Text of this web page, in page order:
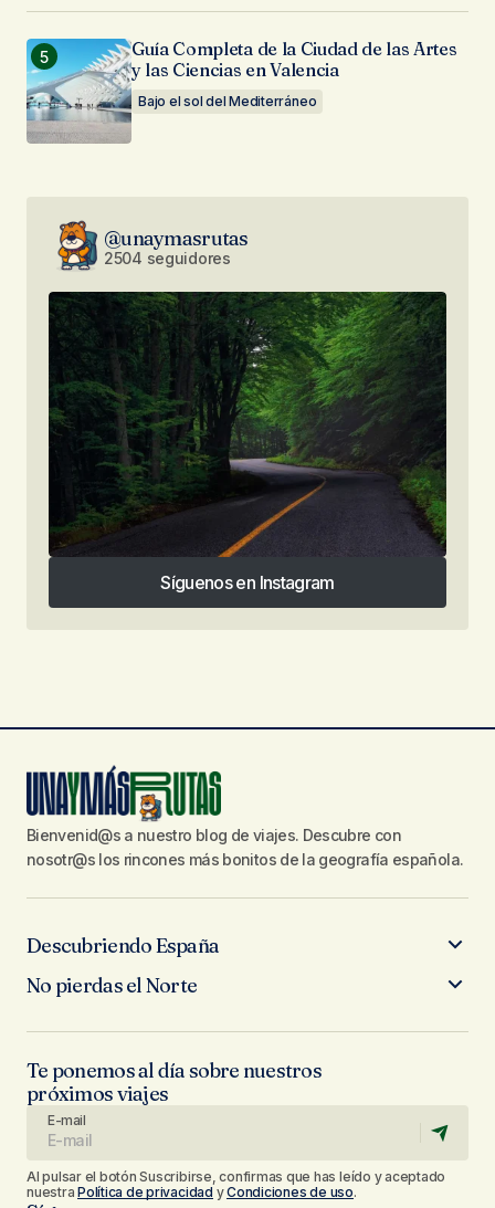
Guía Completa de la Ciudad de las Artes
y las Ciencias en Valencia
Bajo el sol del Mediterráneo
@unaymasrutas
2504 seguidores
Síguenos en Instagram
Síguenos en Instagram
Bienvenid@s a nuestro blog de viajes. Descubre con
nosotr@s los rincones más bonitos de la geografía española.
Descubriendo España
No pierdas el Norte
Te ponemos al día sobre nuestros
próximos viajes
E-mail
Al pulsar el botón Suscribirse, confirmas que has leído y aceptado
nuestraPolítica de privacidad yCondiciones de uso.